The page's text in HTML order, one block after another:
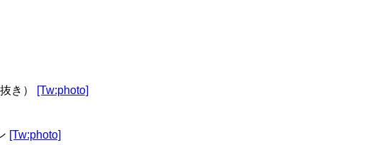
き） [Tw:photo]
[Tw:photo]